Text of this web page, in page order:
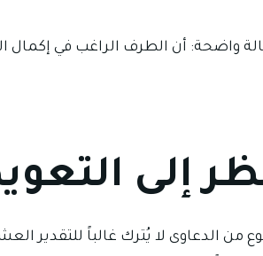
واضحة: أن الطرف الراغب في إكمال
إلى
من الدعاوى لا يُترك غالباً للتقدير